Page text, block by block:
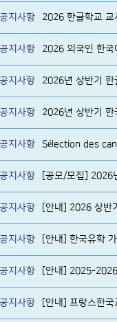
공지사항 2026 한글학교 교
공지사항 2026 외국인 한국
공지사항 2026년 상반기 한
공지사항
공지사항
공지사항 [공모/모집] 2026
공지사항 [안내] 2026 상반
공지사항 [안내] 한국유학
공지사항 [안내] 2025-
공지사항 [안내] 프랑스한